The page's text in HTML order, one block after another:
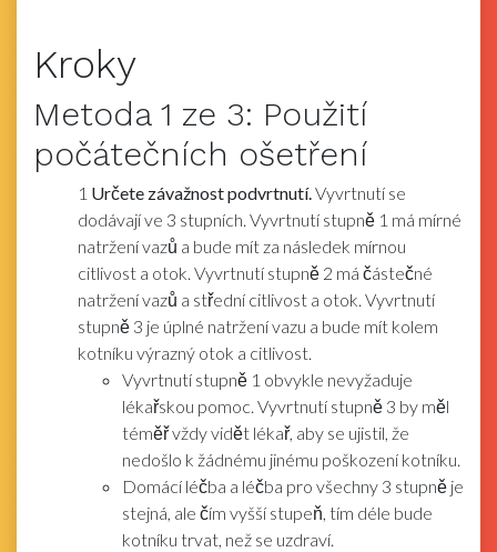
Kroky
Metoda 1 ze 3: Použití
počátečních ošetření
1 Určete závažnost podvrtnutí.Vyvrtnutí se
dodávají ve 3 stupních. Vyvrtnutí stupně 1 má mírné
natržení vazů a bude mít za následek mírnou
citlivost a otok. Vyvrtnutí stupně 2 má částečné
natržení vazů a střední citlivost a otok. Vyvrtnutí
stupně 3 je úplné natržení vazu a bude mít kolem
kotníku výrazný otok a citlivost.
Vyvrtnutí stupně 1 obvykle nevyžaduje
lékařskou pomoc. Vyvrtnutí stupně 3 by měl
téměř vždy vidět lékař, aby se ujistil, že
nedošlo k žádnému jinému poškození kotníku.
Domácí léčba a léčba pro všechny 3 stupně je
stejná, ale čím vyšší stupeň, tím déle bude
kotníku trvat, než se uzdraví.